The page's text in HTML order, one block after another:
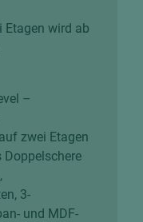
Etagen wird ab
–
zwei Etagen
3-
und MDF-